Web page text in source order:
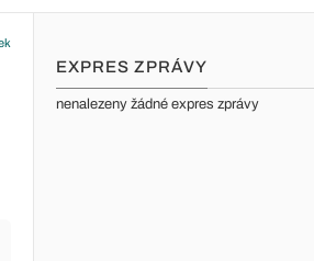
EXPRES ZPRÁVY
nenalezeny žádné expres zprávy